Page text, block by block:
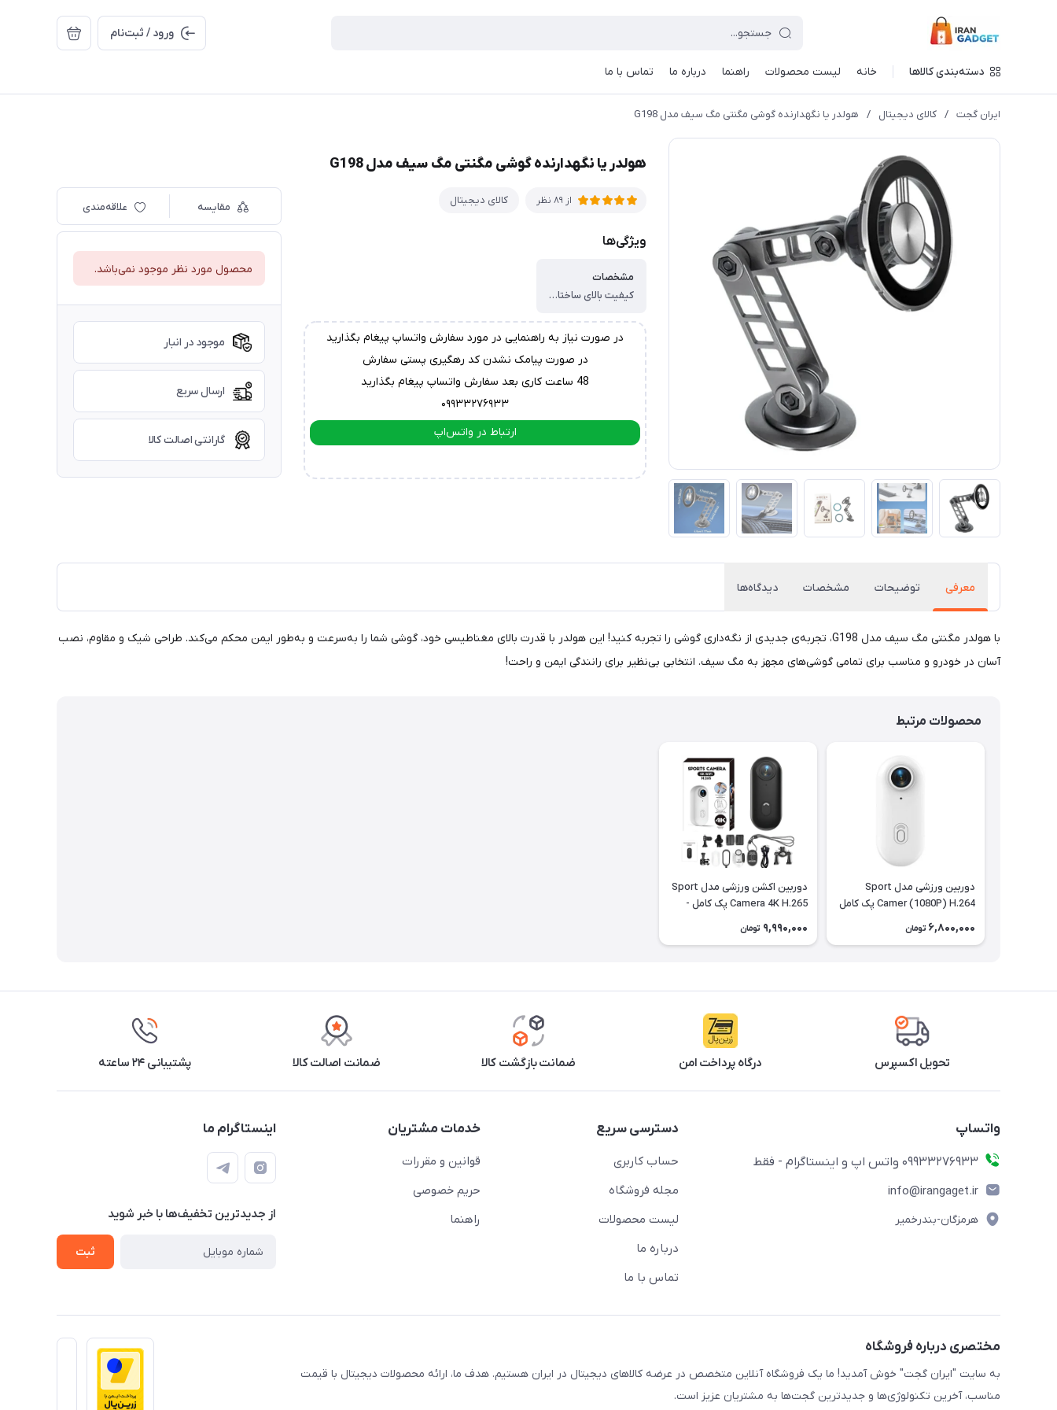
ورود / ثبت‌نام
دسته‌بندی کالاها خانه لیست محصولات راهنما درباره ما تماس با ما
ایران گجت / کالای دیجیتال / هولدر یا نگهدارنده گوشی مگنتی مگ سیف مدل G198
هولدر یا نگهدارنده گوشی مگنتی مگ سیف مدل G198
از 89 نظر کالای دیجیتال
ویژگی‌ها
مشخصات
کیفیت بالای ساختار ، دارای آهن‌ربایی با قدرت جذب بالا ، اقلام همراه یک عدد مگ سیف
در صورت نیاز به راهنمایی در مورد سفارش واتساپ پیغام بگذارید
در صورت پیامک نشدن کد رهگیری پستی سفارش
48 ساعت کاری بعد سفارش واتساپ پیغام بگذارید
۰۹۹۳۳۲۷۶۹۳۳
ارتباط در واتس‌اپ
مقایسه علاقه‌مندی
محصول مورد نظر موجود نمی‌باشد.
موجود در انبار
ارسال سریع
گارانتی اصالت کالا
معرفی توضیحات مشخصات دیدگاه‌ها
با هولدر مگنتی مگ سیف مدل G198، تجربه‌ی جدیدی از نگه‌داری گوشی را تجربه کنید! این هولدر با قدرت بالای مغناطیسی خود، گوشی شما را به‌سرعت و به‌طور ایمن محکم می‌کند. طراحی شیک و مقاوم، نصب
آسان در خودرو و مناسب برای تمامی گوشی‌های مجهز به مگ سیف. انتخابی بی‌نظیر برای رانندگی ایمن و راحت!
محصولات مرتبط
دوربین ورزشی مدل Sport
Camer (1080P) H.264 پک کامل
با تمام تجهیزات رنگ مشکی
6,800,000 تومان
دوربین اکشن ورزشی مدل Sport
Camera 4K H.265 پک کامل -
9,990,000 تومان
تحویل اکسپرس درگاه پرداخت امن ضمانت بازگشت کالا ضمانت اصالت کالا پشتیبانی ۲۴ ساعته
واتساپ
09933276933 واتس اپ و اینستاگرام - فقط
info@irangaget.ir
هرمزگان-بندرخمیر
دسترسی سریع
حساب کاربری
مجله فروشگاه
لیست محصولات
درباره ما
تماس با ما
خدمات مشتریان
قوانین و مقررات
حریم خصوصی
راهنما
اینستاگرام ما
از جدید‌ترین تخفیف‌ها با‌ خبر شوید
ثبت
مختصری درباره فروشگاه
به سایت "ایران گجت" خوش آمدید! ما یک فروشگاه آنلاین متخصص در عرضه کالاهای دیجیتال در ایران هستیم. هدف ما، ارائه محصولات دیجیتال با قیمت
مناسب، آخرین تکنولوژی‌ها و جدیدترین گجت‌ها به مشتریان عزیز است.